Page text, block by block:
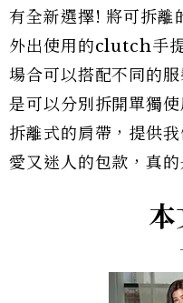
有全新選擇! 將可拆離
外出使用的clutch手
場合可以搭配不同的
是可以分別拆開單獨
拆離式的肩帶，提供
愛又迷人的包款，真
本